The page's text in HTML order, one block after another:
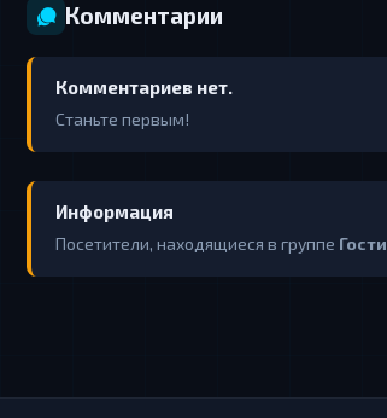
Комментарии
Комментариев нет.
Станьте первым!
Информация
Посетители, находящиеся в группе Гости